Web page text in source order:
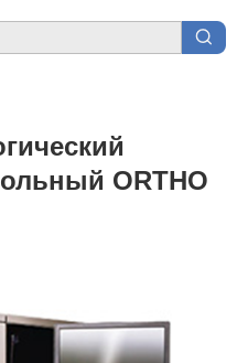
ORTHO